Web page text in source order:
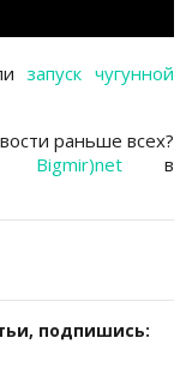
запуск чугунной
раньше всех?
Bigmir)net в
подпишись: